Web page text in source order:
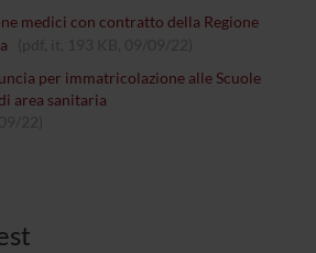
medici con contratto della Regione
per immatricolazione alle Scuole
area sanitaria